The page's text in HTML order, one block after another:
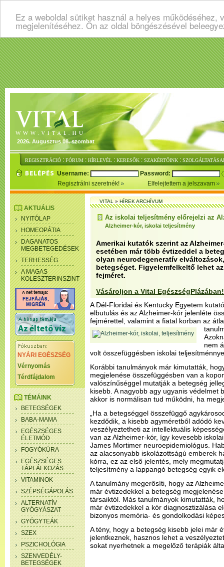
Ez a weboldal sütiket használ a helyes
megjelenítéséhez. Ön az oldal böngészésével
2026. Augusztus 08. szombat
REGISZTRÁCIÓ : FÓRUM : HÍRLEVÉL : KERESŐK : SZAKÉRTŐINK :
Username:
Password:
Regisztrálni szeretnék!
Elfelejtettem a jelszavam
AKTUÁLIS
NYITÓLAP
HOMEOPÁTIA
DAGANATOS
MEGBETEGEDÉSEK
TERHESSÉG
A MAGAS
KOLESZTERINSZINT
NYÁRI EGÉSZSÉG
Vérnyomás
Térdfájdalom
TÉMÁINK
BETEGSÉGEK
BABA-MAMA
EGÉSZSÉGES
ÉLETMÓD
FOGYÓKÚRA
EGÉSZSÉGES
TÁPLÁLKOZÁS
VITAMINOK
SZÉPSÉGÁPOLÁS
ALTERNATÍV
GYÓGYÁSZAT
GYÓGYTEÁK
SZEX
PSZICHOLÓGIA
SZENVEDÉLY-
BETEGSÉGEK
VITAL»HÍREK ARCHÍVUM
Az iskolai teljesítmény előrejelzi az
Alzheimer-kór, iskolai teljesítmény
Amerikai kutatók szerint az
esetében már több évtizeddel a
olyan neurodegeneratív
betegséget. Figyelemfelkeltő lehet
fejméret.
Vásároljon a Vital EgészségPlázában!
A Dél-Floridai és Kentucky Egyetem
elbutulás és az Alzheimer-kór jelenléte
fejmérettel, valamint a fiatal korban az
nem
volt összefüggésben iskolai
Korábbi tanulmányok már kimutatták,
megjelenése összefüggésben van a
valószínűséggel mutatják a betegség
kisebb. A nagyobb agy ugyanis védelmet
akkor is normálisan tud működni, ha
„Ha a betegséggel összefüggő
kezdődik, a kisebb agyméretből adódó
veszélyeztetheti az intellektuális
van az Alzheimer-kór, így kevesebb
James Mortimer neuroepidemiológus.
az alacsonyabb iskolázottságú emberek
kórra, ez az első jelentés, mely
teljesítmény a lappangó betegség egyik
A tanulmány megerősíti, hogy az
már évtizedekkel a betegség
társaiktól. Más tanulmányok kimutatták,
már évtizedekkel a kór diagnosztizálása
bizonyos memória- és gondolkodási
A tény, hogy a betegség kisebb jelei már
jelentkeznek, hasznos lehet a
sokat nyerhetnek a megelőző terápiák